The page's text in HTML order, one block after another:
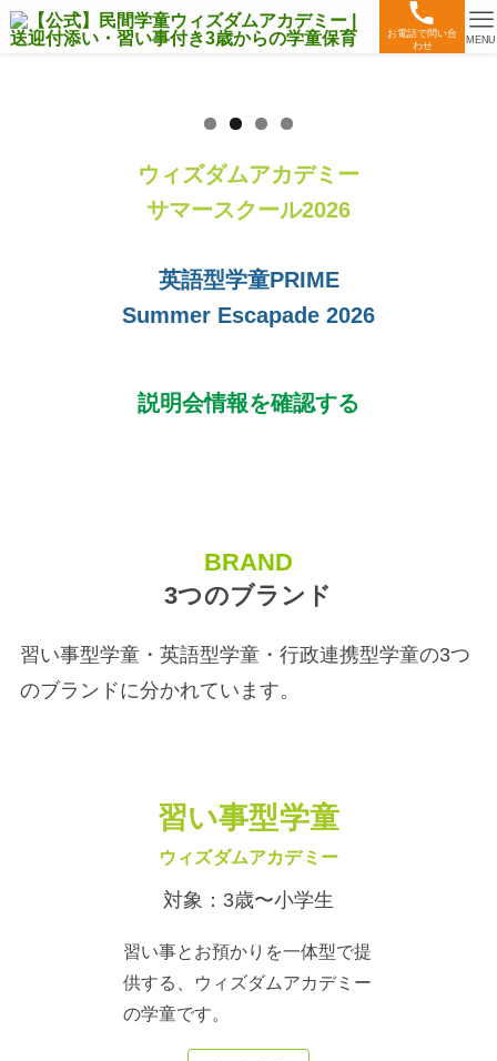
お電話で問い合
わせ
MENU
ウィズダムアカデミー
サマースクール2026
英語型学童PRIME
Summer Escapade 2026
説明会情報を確認する
BRAND
3つのブランド
習い事型学童・英語型学童・行政連携型学童の3つ
のブランドに分かれています。
習い事型学童
ウィズダムアカデミー
対象：3歳〜小学生
習い事とお預かりを一体型で提
供する、ウィズダムアカデミー
の学童です。